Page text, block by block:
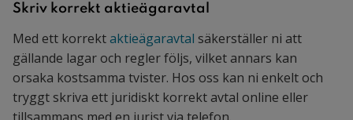
Skriv korrekt aktieägaravtal
Med ett korrektaktieägaravtal säkerställer ni att
gällande lagar och regler följs, vilket annars kan
orsaka kostsamma tvister. Hos oss kan ni enkelt och
tryggt skriva ett juridiskt korrekt avtal online eller
tillsammans med en jurist via telefon.